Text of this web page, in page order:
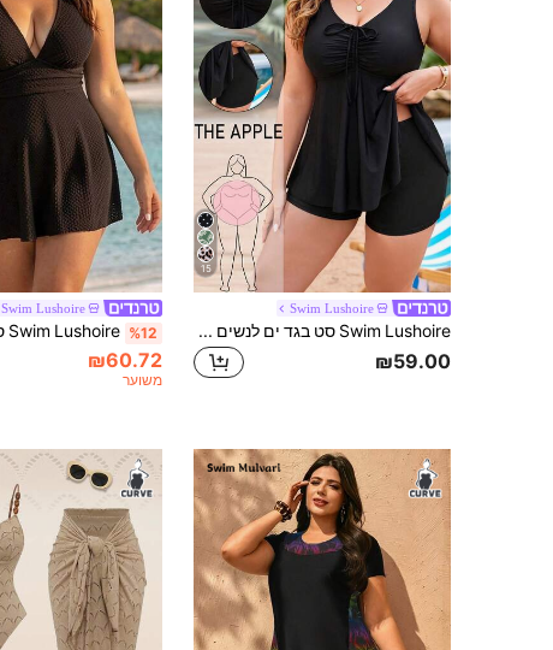
15
Swim Lushoire
Swim Lushoire סט בגד ים לנשים במידה גדולה 2 חלקים, הדפס אקראי, גופייה ומכנס, שרוך קדמי, שליטה בבטן, מחטב, מינימליסטי לחופשה בחוף
₪59.00
Swim Lushoire
%12
₪60.72
משוער